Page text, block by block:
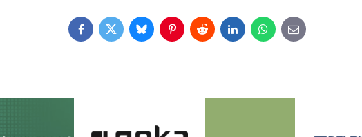
FacebookTwitterBlueskyPinterestRedditLinkedInWhatsApp
E-
mail